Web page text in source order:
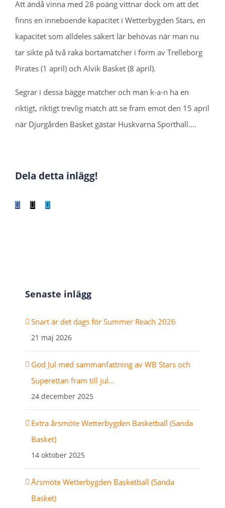
Att ändå vinna med 28 poäng vittnar dock om att det
finns en inneboende kapacitet i Wetterbygden Stars, en
kapacitet som alldeles säkert lär behövas när man nu
tar sikte på två raka bortamatcher i form av Trelleborg
Pirates (1 april) och Alvik Basket (8 april).
Segrar i dessa bägge matcher och man k-a-n ha en
riktigt, riktigt trevlig match att se fram emot den 15 april
när Djurgården Basket gästar Huskvarna Sporthall….
Dela detta inlägg!
Facebook
Senaste inlägg
Snart är det dags för Summer Reach 2026
21 maj 2026
God Jul med sammanfattning av WB Stars och
Superettan fram till jul…
24 december 2025
Extra årsmöte Wetterbygden Basketball (Sanda
Basket)
14 oktober 2025
Årsmöte Wetterbygden Basketball (Sanda
Basket)